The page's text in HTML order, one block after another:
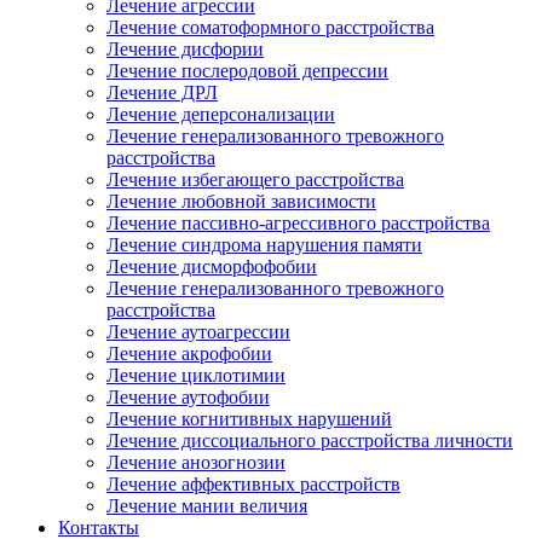
Лечение агрессии
Лечение соматоформного расстройства
Лечение дисфории
Лечение послеродовой депрессии
Лечение ДРЛ
Лечение деперсонализации
Лечение генерализованного тревожного
расстройства
Лечение избегающего расстройства
Лечение любовной зависимости
Лечение пассивно-агрессивного расстройства
Лечение синдрома нарушения памяти
Лечение дисморфофобии
Лечение генерализованного тревожного
расстройства
Лечение аутоагрессии
Лечение акрофобии
Лечение циклотимии
Лечение аутофобии
Лечение когнитивных нарушений
Лечение диссоциального расстройства личности
Лечение анозогнозии
Лечение аффективных расстройств
Лечение мании величия
Контакты